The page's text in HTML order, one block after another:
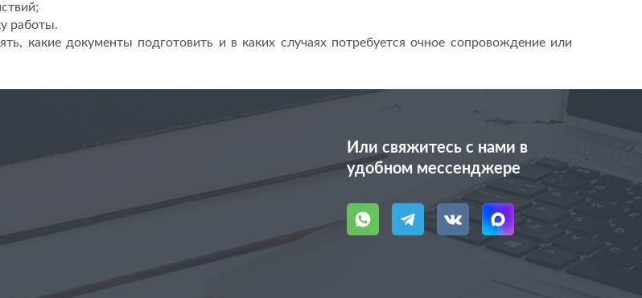
работы.
какие документы подготовить и в каких случаях потребуется очное сопровождение или
Или свяжитесь с нами в
удобном мессенджере